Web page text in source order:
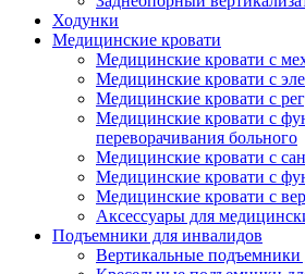
Ходунки
Медицинские кровати
Медицинские кровати с
Медицинские кровати с
Медицинские кровати с
Медицинские кровати с
переворачивания больного
Медицинские кровати с
Медицинские кровати с
Медицинские кровати с
Аксессуары для
Подъемники для инвалидов
Вертикальные подъемники